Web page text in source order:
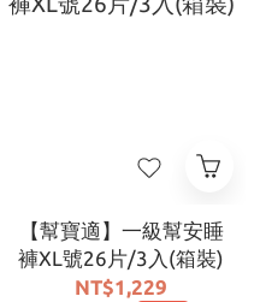
【幫寶適】一級幫安睡
褲XL號26片/3入(箱裝)
NT$1,229